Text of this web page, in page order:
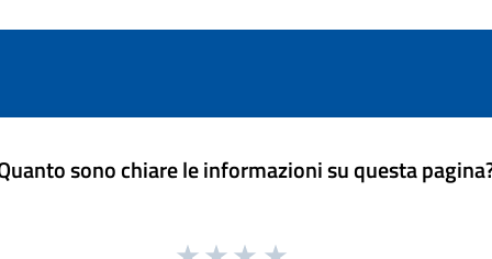
sono chiare le informazioni su questa